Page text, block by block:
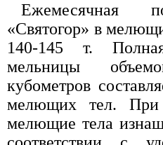
Ежемесячная
«Святогор» в
140-145 т.
мельницы
кубометров
мелющих тел. При
мелющие тела